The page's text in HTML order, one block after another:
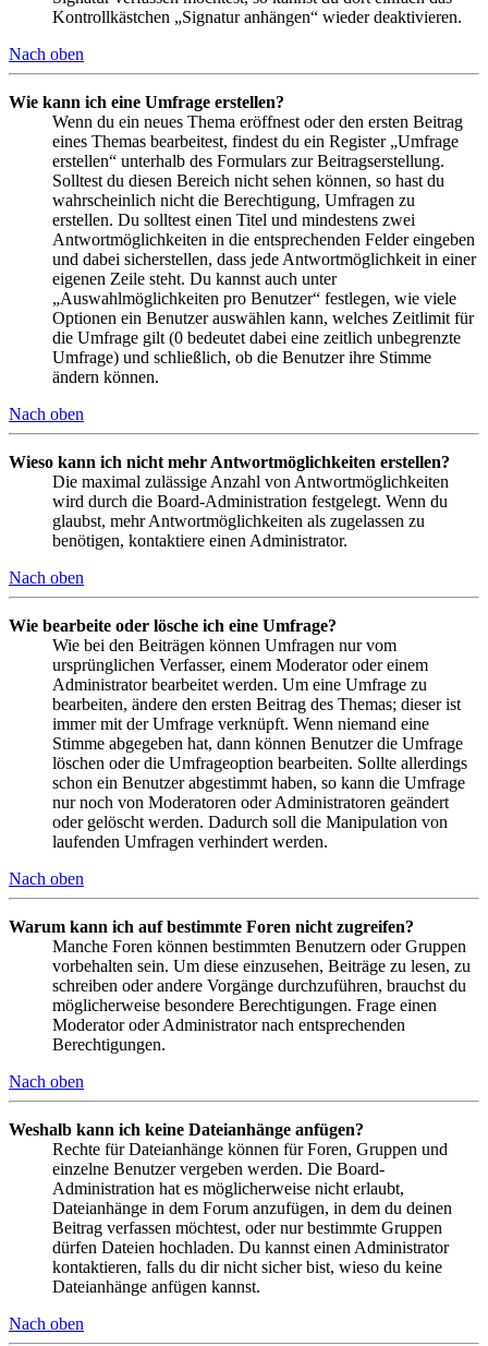
Kontrollkästchen „Signatur anhängen“ wieder deaktivieren.
Nach oben
Wie kann ich eine Umfrage erstellen?
Wenn du ein neues Thema eröffnest oder den ersten Beitrag
eines Themas bearbeitest, findest du ein Register „Umfrage
erstellen“ unterhalb des Formulars zur Beitragserstellung.
Solltest du diesen Bereich nicht sehen können, so hast du
wahrscheinlich nicht die Berechtigung, Umfragen zu
erstellen. Du solltest einen Titel und mindestens zwei
Antwortmöglichkeiten in die entsprechenden Felder eingeben
und dabei sicherstellen, dass jede Antwortmöglichkeit in einer
eigenen Zeile steht. Du kannst auch unter
„Auswahlmöglichkeiten pro Benutzer“ festlegen, wie viele
Optionen ein Benutzer auswählen kann, welches Zeitlimit für
die Umfrage gilt (0 bedeutet dabei eine zeitlich unbegrenzte
Umfrage) und schließlich, ob die Benutzer ihre Stimme
ändern können.
Nach oben
Wieso kann ich nicht mehr Antwortmöglichkeiten erstellen?
Die maximal zulässige Anzahl von Antwortmöglichkeiten
wird durch die Board-Administration festgelegt. Wenn du
glaubst, mehr Antwortmöglichkeiten als zugelassen zu
benötigen, kontaktiere einen Administrator.
Nach oben
Wie bearbeite oder lösche ich eine Umfrage?
Wie bei den Beiträgen können Umfragen nur vom
ursprünglichen Verfasser, einem Moderator oder einem
Administrator bearbeitet werden. Um eine Umfrage zu
bearbeiten, ändere den ersten Beitrag des Themas; dieser ist
immer mit der Umfrage verknüpft. Wenn niemand eine
Stimme abgegeben hat, dann können Benutzer die Umfrage
löschen oder die Umfrageoption bearbeiten. Sollte allerdings
schon ein Benutzer abgestimmt haben, so kann die Umfrage
nur noch von Moderatoren oder Administratoren geändert
oder gelöscht werden. Dadurch soll die Manipulation von
laufenden Umfragen verhindert werden.
Nach oben
Warum kann ich auf bestimmte Foren nicht zugreifen?
Manche Foren können bestimmten Benutzern oder Gruppen
vorbehalten sein. Um diese einzusehen, Beiträge zu lesen, zu
schreiben oder andere Vorgänge durchzuführen, brauchst du
möglicherweise besondere Berechtigungen. Frage einen
Moderator oder Administrator nach entsprechenden
Berechtigungen.
Nach oben
Weshalb kann ich keine Dateianhänge anfügen?
Rechte für Dateianhänge können für Foren, Gruppen und
einzelne Benutzer vergeben werden. Die Board-
Administration hat es möglicherweise nicht erlaubt,
Dateianhänge in dem Forum anzufügen, in dem du deinen
Beitrag verfassen möchtest, oder nur bestimmte Gruppen
dürfen Dateien hochladen. Du kannst einen Administrator
kontaktieren, falls du dir nicht sicher bist, wieso du keine
Dateianhänge anfügen kannst.
Nach oben